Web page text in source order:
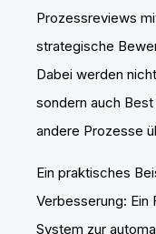
Prozessreviews
strategische
Dabei werden
sondern auch
andere Prozesse
Ein praktisches
Verbesserung: Ein
System zur